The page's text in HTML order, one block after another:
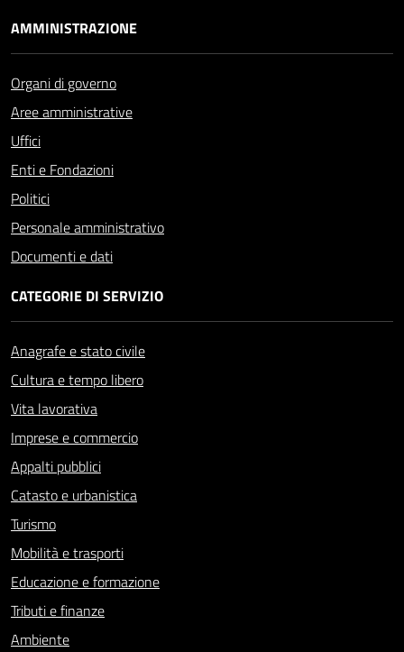
AMMINISTRAZIONE
Organi di governo
Aree amministrative
Uffici
Enti e Fondazioni
Politici
Personale amministrativo
Documenti e dati
CATEGORIE DI SERVIZIO
Anagrafe e stato civile
Cultura e tempo libero
Vita lavorativa
Imprese e commercio
Appalti pubblici
Catasto e urbanistica
Turismo
Mobilità e trasporti
Educazione e formazione
Tributi e finanze
Ambiente